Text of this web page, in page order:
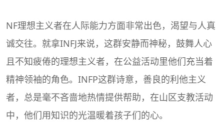
NF理想主义者在人际能力方面非常出色，渴望与人真
诚交往。就拿INFJ来说，这群安静而神秘，鼓舞人心
且不知疲倦的理想主义者，在公益活动里他们充当着
精神领袖的角色。INFP这群诗意，善良的利他主义
者，总是毫不吝啬地热情提供帮助，在山区支教活动
中，他们用知识的光温暖着孩子们的心。